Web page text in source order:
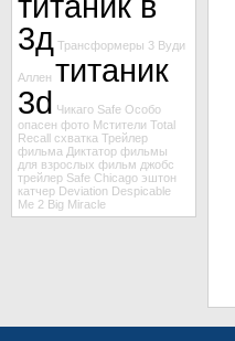
3д Трансформеры 3 Вуди
Аллен титаник
3d Чикаго Safe Особо
опасен фото Мстители Total
Recall схватка Трейлер
фильма Диктатор фильмы
для взрослых фильм джобс
трейлер Safe Chicago эштон
катчер Deviation Despicable
Me 2 Big Miracle